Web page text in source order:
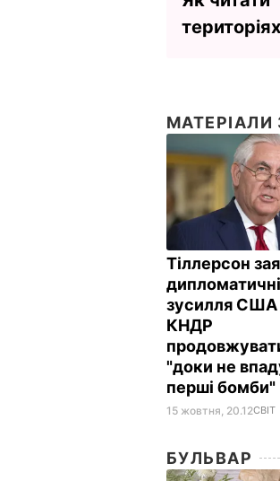
територіях
Тіллерсон
дипломатичні
зусилля
КНДР
"доки не
перші бомби"
15 жовтня, 20.12СВІТ
БУЛЬВАР